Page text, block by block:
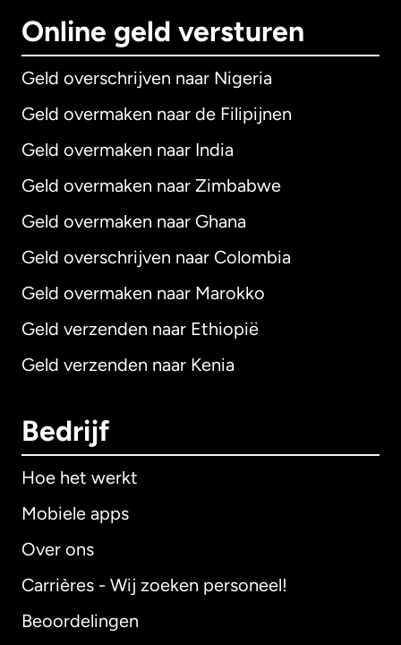
Online geld versturen
Geld overschrijven naar Nigeria
Geld overmaken naar de Filipijnen
Geld overmaken naar India
Geld overmaken naar Zimbabwe
Geld overmaken naar Ghana
Geld overschrijven naar Colombia
Geld overmaken naar Marokko
Geld verzenden naar Ethiopië
Geld verzenden naar Kenia
Bedrijf
Hoe het werkt
Mobiele apps
Over ons
Carrières - Wij zoeken personeel!
Beoordelingen